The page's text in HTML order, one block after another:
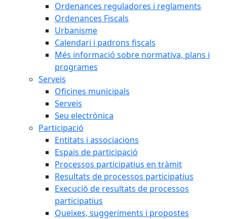
Ordenances reguladores i reglaments
Ordenances Fiscals
Urbanisme
Calendari i padrons fiscals
Més informació sobre normativa, plans i
programes
Serveis
Oficines municipals
Serveis
Seu electrònica
Participació
Entitats i associacions
Espais de participació
Processos participatius en tràmit
Resultats de processos participatius
Execució de resultats de processos
participatius
Queixes, suggeriments i propostes